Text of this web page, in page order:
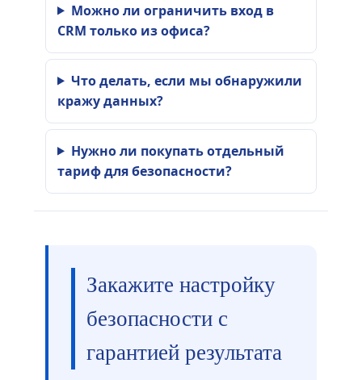
Можно ли ограничить вход в
CRM только из офиса?
Что делать, если мы обнаружили
кражу данных?
Нужно ли покупать отдельный
тариф для безопасности?
Закажите настройку
безопасности с
гарантией результата